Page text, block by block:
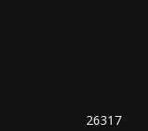
26317